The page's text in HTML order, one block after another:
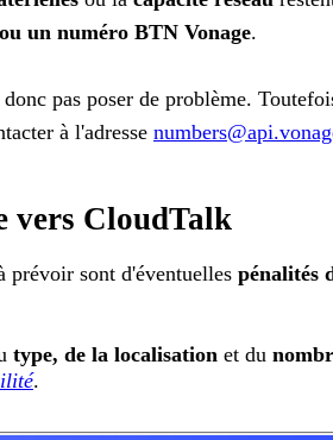
un numéro BTN Vonage.
pas poser de problème.
à l'adresse
vers CloudTalk
prévoir sont d'éventuelles pénalités
type, de la localisation et du
.